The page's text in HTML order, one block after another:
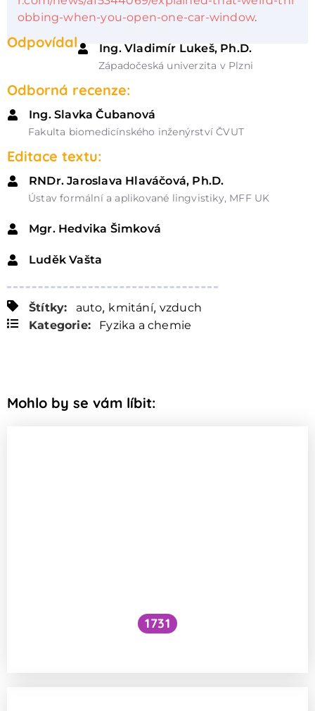
obbing-when-you-open-one-car-window.
Odpovídal Ing. Vladimír Lukeš, Ph.D.
Západočeská univerzita v Plzni
Odborná recenze:
Ing. Slavka Čubanová
Fakulta biomedicínského inženýrství ČVUT
Editace textu:
RNDr. Jaroslava Hlaváčová, Ph.D.
Ústav formální a aplikované lingvistiky, MFF UK
Mgr. Hedvika Šimková
Luděk Vašta
Štítky: auto, kmitání, vzduch
Kategorie:
Fyzika a chemie
Mohlo by se vám líbit:
1731